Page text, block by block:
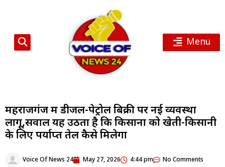
Menu
महराजगंज में डीजल-पेट्रोल बिक्री पर नई व्यवस्था
लागू,सवाल यह उठता है कि किसानों को खेती-किसानी
के लिए पर्याप्त तेल कैसे मिलेगा
Voice Of News 24 May 27, 2026 4:44 pm No Comments